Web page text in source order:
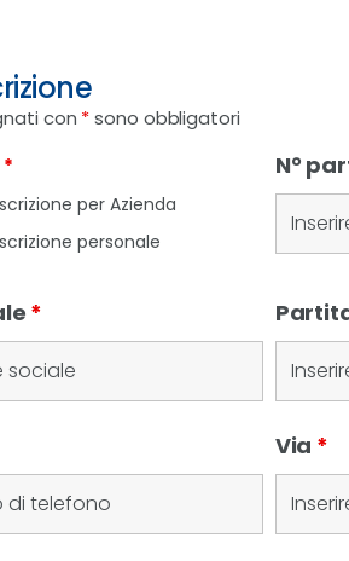
con *sono obbligatori
*
per Azienda
personale
N°
*
Via *